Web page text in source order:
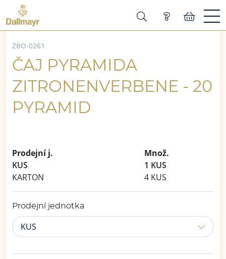
ZBO-0261
ČAJ PYRAMIDA
ZITRONENVERBENE - 20
PYRAMID
Prodejní j.
Množ.
KUS
1 KUS
KARTON
4 KUS
Prodejní jednotka
KUS